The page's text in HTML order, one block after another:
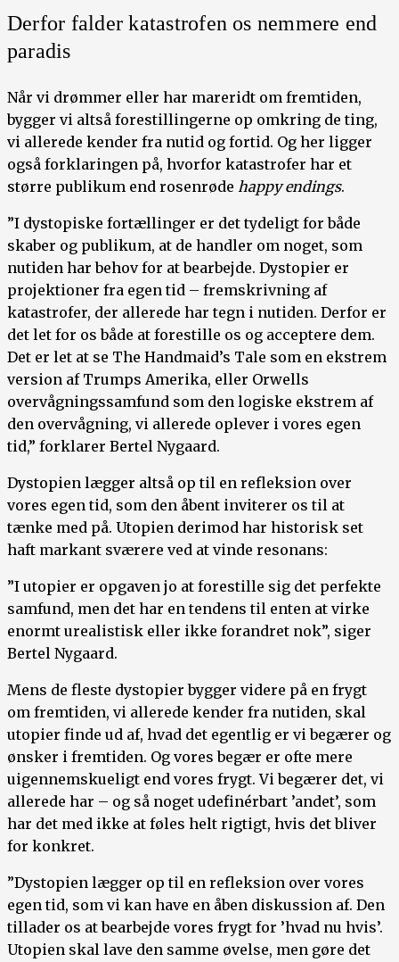
Derfor falder katastrofen os nemmere end
paradis
Når vi drømmer eller har mareridt om fremtiden,
bygger vi altså forestillingerne op omkring de ting,
vi allerede kender fra nutid og fortid. Og her ligger
også forklaringen på, hvorfor katastrofer har et
større publikum end rosenrøde happy endings.
”I dystopiske fortællinger er det tydeligt for både
skaber og publikum, at de handler om noget, som
nutiden har behov for at bearbejde. Dystopier er
projektioner fra egen tid – fremskrivning af
katastrofer, der allerede har tegn i nutiden. Derfor er
det let for os både at forestille os og acceptere dem.
Det er let at se The Handmaid’s Tale som en ekstrem
version af Trumps Amerika, eller Orwells
overvågningssamfund som den logiske ekstrem af
den overvågning, vi allerede oplever i vores egen
tid,” forklarer Bertel Nygaard.
Dystopien lægger altså op til en refleksion over
vores egen tid, som den åbent inviterer os til at
tænke med på. Utopien derimod har historisk set
haft markant sværere ved at vinde resonans:
”I utopier er opgaven jo at forestille sig det perfekte
samfund, men det har en tendens til enten at virke
enormt urealistisk eller ikke forandret nok”, siger
Bertel Nygaard.
Mens de fleste dystopier bygger videre på en frygt
om fremtiden, vi allerede kender fra nutiden, skal
utopier finde ud af, hvad det egentlig er vi begærer og
ønsker i fremtiden. Og vores begær er ofte mere
uigennemskueligt end vores frygt. Vi begærer det, vi
allerede har – og så noget udefinérbart ’andet’, som
har det med ikke at føles helt rigtigt, hvis det bliver
for konkret.
”Dystopien lægger op til en refleksion over vores
egen tid, som vi kan have en åben diskussion af. Den
tillader os at bearbejde vores frygt for ’hvad nu hvis’.
Utopien skal lave den samme øvelse, men gøre det